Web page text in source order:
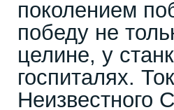
поколением
победу не
целине, у
госпиталях.
Неизвестного